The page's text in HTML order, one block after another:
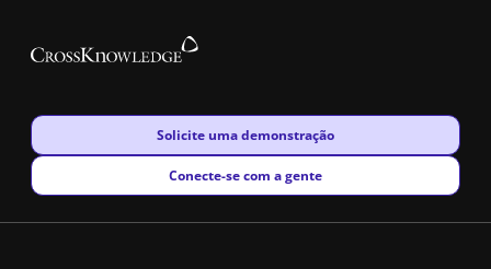
New window
Solicite uma demonstração
New window
Conecte-se com a gente